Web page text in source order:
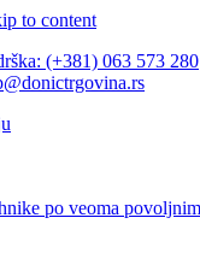
to content
(+381) 063 573 280